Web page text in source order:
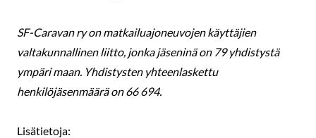
SF-Caravan ry on matkailuajoneuvojen käyttäjien
valtakunnallinen liitto, jonka jäseninä on 79 yhdistystä
ympäri maan. Yhdistysten yhteenlaskettu
henkilöjäsenmäärä on 66 694.
Lisätietoja: